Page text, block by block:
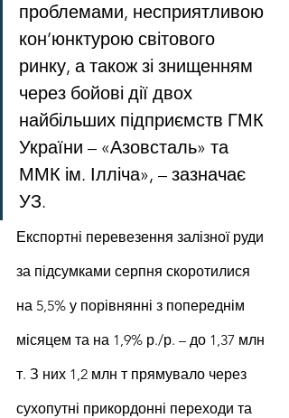
проблемами, несприятливою
кон’юнктурою світового
ринку, а також зі знищенням
через бойові дії двох
найбільших підприємств ГМК
України – «Азовсталь» та
ММК ім. Ілліча», – зазначає
УЗ.
Експортні перевезення залізної руди
за підсумками серпня скоротилися
на 5,5% у порівнянні з попереднім
місяцем та на 1,9% р./р. – до 1,37 млн
т. З них 1,2 млн т прямувало через
сухопутні прикордонні переходи та